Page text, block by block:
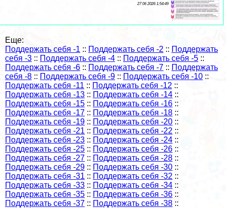
27 06 2026 1:54:49
Еще:
Поддержать себя -1 :: Поддержать себя -2 :: Поддержать
себя -3 :: Поддержать себя -4 :: Поддержать себя -5 ::
Поддержать себя -6 :: Поддержать себя -7 :: Поддержать
себя -8 :: Поддержать себя -9 :: Поддержать себя -10 ::
Поддержать себя -11 :: Поддержать себя -12 ::
Поддержать себя -13 :: Поддержать себя -14 ::
Поддержать себя -15 :: Поддержать себя -16 ::
Поддержать себя -17 :: Поддержать себя -18 ::
Поддержать себя -19 :: Поддержать себя -20 ::
Поддержать себя -21 :: Поддержать себя -22 ::
Поддержать себя -23 :: Поддержать себя -24 ::
Поддержать себя -25 :: Поддержать себя -26 ::
Поддержать себя -27 :: Поддержать себя -28 ::
Поддержать себя -29 :: Поддержать себя -30 ::
Поддержать себя -31 :: Поддержать себя -32 ::
Поддержать себя -33 :: Поддержать себя -34 ::
Поддержать себя -35 :: Поддержать себя -36 ::
Поддержать себя -37 :: Поддержать себя -38 ::